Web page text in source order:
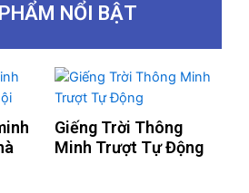
NỔI BẬT
Giếng Trời Thông
Minh Trượt Tự Động